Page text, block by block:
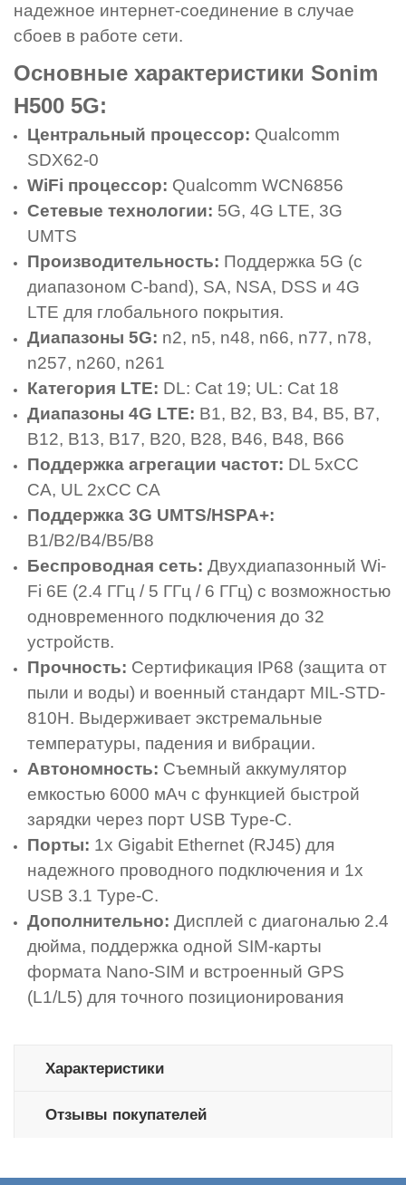
надежное интернет-соединение в случае
сбоев в работе сети.
Основные характеристики Sonim
H500 5G:
Центральный процессор: Qualcomm
SDX62-0
WiFi процессор: Qualcomm WCN6856
Сетевые технологии: 5G, 4G LTE, 3G
UMTS
Производительность: Поддержка 5G (с
диапазоном C-band), SA, NSA, DSS и 4G
LTE для глобального покрытия.
Диапазоны 5G: n2, n5, n48, n66, n77, n78,
n257, n260, n261
Категория LTE: DL: Cat 19; UL: Cat 18
Диапазоны 4G LTE: B1, B2, B3, B4, B5, B7,
B12, B13, B17, B20, B28, B46, B48, B66
Поддержка агрегации частот: DL 5xCC
CA, UL 2xCC CA
Поддержка 3G UMTS/HSPA+:
B1/B2/B4/B5/B8
Беспроводная сеть: Двухдиапазонный Wi-
Fi 6E (2.4 ГГц / 5 ГГц / 6 ГГц) с возможностью
одновременного подключения до 32
устройств.
Прочность: Сертификация IP68 (защита от
пыли и воды) и военный стандарт MIL-STD-
810H. Выдерживает экстремальные
температуры, падения и вибрации.
Автономность: Съемный аккумулятор
емкостью 6000 мАч с функцией быстрой
зарядки через порт USB Type-C.
Порты: 1x Gigabit Ethernet (RJ45) для
надежного проводного подключения и 1x
USB 3.1 Type-C.
Дополнительно: Дисплей с диагональю 2.4
дюйма, поддержка одной SIM-карты
формата Nano-SIM и встроенный GPS
(L1/L5) для точного позиционирования
Характеристики
Отзывы покупателей